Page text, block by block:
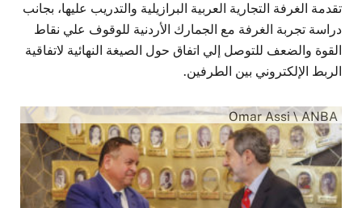
تقدمة الغرفة التجارية العربية البرازيلية والتدريب عليها، بجانب
دراسة تجربة الغرفة مع الجمارك الأردنية للوقوف علي نقاط
القوة والضعف للتوصل إلي اتفاق حول الصيغة النهائية لاتفاقية
الربط الإلكتروني بين الطرفين.
Omar Assi \ ANBA